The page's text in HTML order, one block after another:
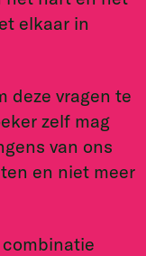
elkaar in
deze vragen te
zelf mag
van ons
en niet meer